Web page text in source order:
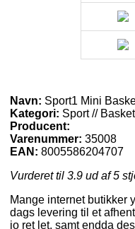
Navn: Sport1 Mini
Kategori: Sport //
Producent:
Varenummer: 35008
EAN: 8005586204707
Vurderet til 3.9 ud af 5
Mange internet butikker
dags levering til et
jo ret let, samt endda